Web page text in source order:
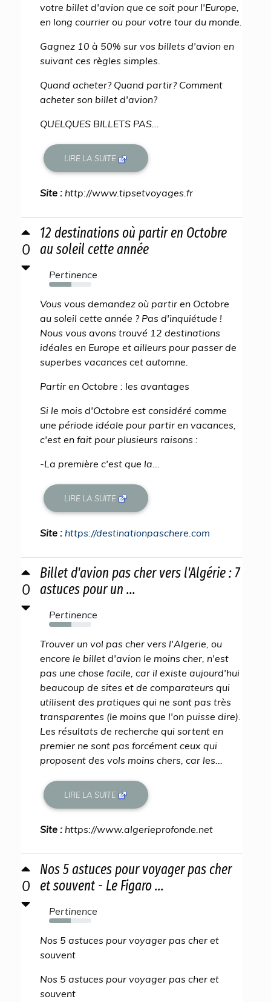
votre billet d'avion que ce soit pour l'Europe,
en long courrier ou pour votre tour du monde.
Gagnez 10 à 50% sur vos billets d'avion en
suivant ces règles simples.
Quand acheter? Quand partir? Comment
acheter son billet d'avion?
QUELQUES BILLETS PAS...
LIRE LA SUITE
Site : http://www.tipsetvoyages.fr
0
12 destinations où partir en Octobre
au soleil cette année
Pertinence
53%
Vous vous demandez où partir en Octobre
au soleil cette année ? Pas d'inquiétude !
Nous vous avons trouvé 12 destinations
idéales en Europe et ailleurs pour passer de
superbes vacances cet automne.
Partir en Octobre : les avantages
Si le mois d'Octobre est considéré comme
une période idéale pour partir en vacances,
c'est en fait pour plusieurs raisons :
-La première c'est que la...
LIRE LA SUITE
Site : https://destinationpaschere.com
0
Billet d'avion pas cher vers l'Algérie : 7
astuces pour un ...
Pertinence
53%
Trouver un vol pas cher vers l'Algerie, ou
encore le billet d'avion le moins cher, n'est
pas une chose facile, car il existe aujourd'hui
beaucoup de sites et de comparateurs qui
utilisent des pratiques qui ne sont pas très
transparentes (le moins que l'on puisse dire).
Les résultats de recherche qui sortent en
premier ne sont pas forcément ceux qui
proposent des vols moins chers, car les...
LIRE LA SUITE
Site : https://www.algerieprofonde.net
0
Nos 5 astuces pour voyager pas cher
et souvent - Le Figaro ...
Pertinence
52%
Nos 5 astuces pour voyager pas cher et
souvent
Nos 5 astuces pour voyager pas cher et
souvent